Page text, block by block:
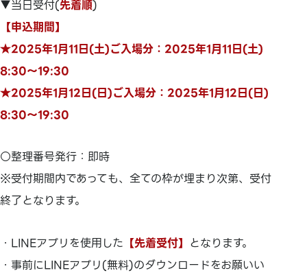
▼当日受付(先着順)
【申込期間】
★2025年1月11日(土)ご入場分：2025年1月11日(土)
8:30～19:30
★2025年1月12日(日)ご入場分：2025年1月12日(日)
8:30～19:30
○整理番号発行：即時
※受付期間内であっても、全ての枠が埋まり次第、受付
終了となります。
・LINEアプリを使用した 【先着受付】 となります。
・事前にLINEアプリ(無料)のダウンロードをお願いい